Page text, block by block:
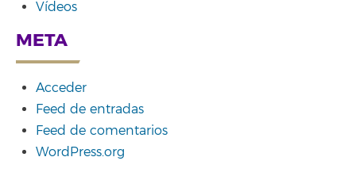
Vídeos
META
Acceder
Feed de entradas
Feed de comentarios
WordPress.org